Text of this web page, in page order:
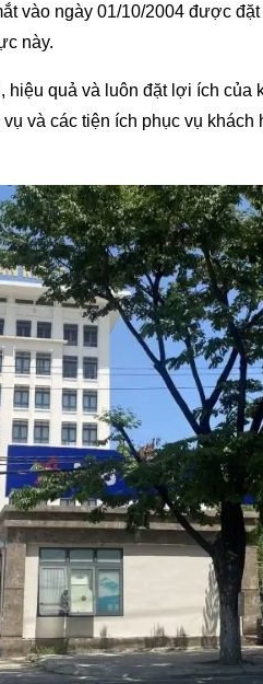
vào ngày 01/10/2004 được
này.
hiệu quả và luôn đặt lợi ích
và các tiện ích phục vụ